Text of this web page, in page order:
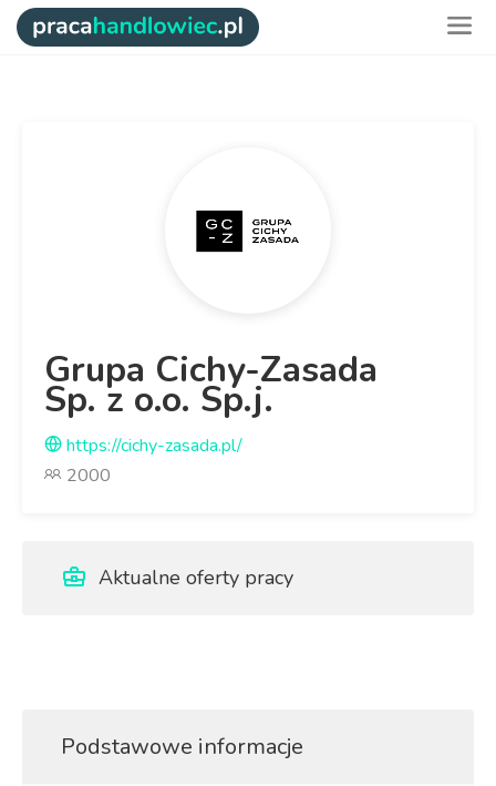
Grupa Cichy-Zasada
Sp. z o.o. Sp.j.
https://cichy-zasada.pl/
2000
Aktualne oferty pracy
Podstawowe informacje